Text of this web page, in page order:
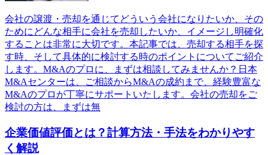
会社の譲渡・売却を通じてどういう会社になりたいか、その
ためにどんな相手に会社を売却したいか、イメージし明確化
することは非常に大切です。本記事では、売却する相手を探
す時、そして具体的に検討する時のポイントについてご紹介
します。M&Aのプロに、まずは相談してみませんか？日本
M&Aセンターは、ご相談からM&Aの成約まで、経験豊富な
M&Aのプロが丁寧にサポートいたします。会社の売却をご
検討の方は、まずは無
企業価値評価とは？計算方法・手法をわかりやす
く解説